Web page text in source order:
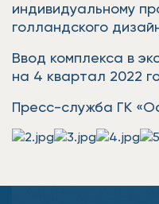
индивидуальному
голландского
Ввод комплекса в
на 4 квартал 2022
Пресс-служба ГК